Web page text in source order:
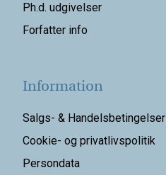
Ph.d. udgivelser
Forfatter info
Information
Salgs- & Handelsbetingelser
Cookie- og privatlivspolitik
Persondata